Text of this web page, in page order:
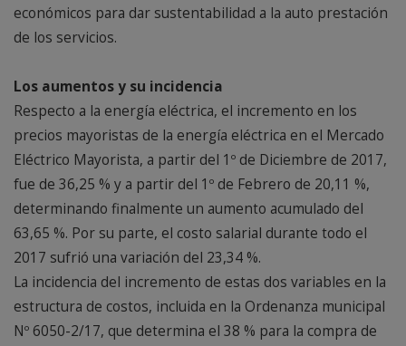
económicos para dar sustentabilidad a la auto prestación
de los servicios.
Los aumentos y su incidencia
Respecto a la energía eléctrica, el incremento en los
precios mayoristas de la energía eléctrica en el Mercado
Eléctrico Mayorista, a partir del 1º de Diciembre de 2017,
fue de 36,25 % y a partir del 1º de Febrero de 20,11 %,
determinando finalmente un aumento acumulado del
63,65 %. Por su parte, el costo salarial durante todo el
2017 sufrió una variación del 23,34 %.
La incidencia del incremento de estas dos variables en la
estructura de costos, incluida en la Ordenanza municipal
Nº 6050-2/17, que determina el 38 % para la compra de